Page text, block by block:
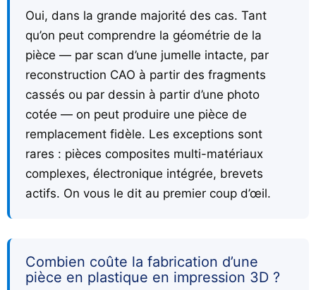
Oui, dans la grande majorité des cas. Tant
qu’on peut comprendre la géométrie de la
pièce — par scan d’une jumelle intacte, par
reconstruction CAO à partir des fragments
cassés ou par dessin à partir d’une photo
cotée — on peut produire une pièce de
remplacement fidèle. Les exceptions sont
rares : pièces composites multi-matériaux
complexes, électronique intégrée, brevets
actifs. On vous le dit au premier coup d’œil.
Combien coûte la fabrication d’une
pièce en plastique en impression 3D ?